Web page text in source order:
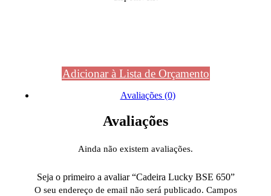
Adicionar à Lista de Orçamento
Avaliações (0)
Avaliações
Ainda não existem avaliações.
Seja o primeiro a avaliar “Cadeira Lucky BSE 650”
O seu endereço de email não será publicado. Campos